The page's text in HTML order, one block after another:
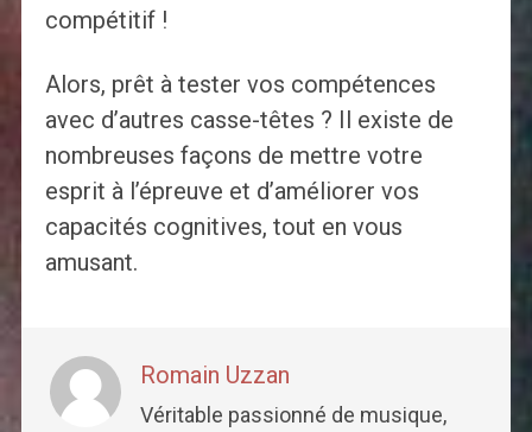
compétitif !
Alors, prêt à tester vos compétences
avec d’autres casse-têtes ? Il existe de
nombreuses façons de mettre votre
esprit à l’épreuve et d’améliorer vos
capacités cognitives, tout en vous
amusant.
Romain Uzzan
Véritable passionné de musique,